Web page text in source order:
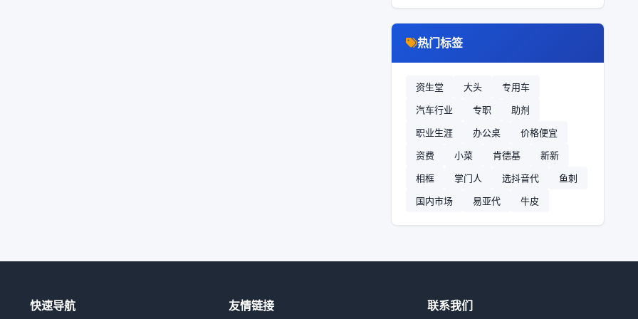
热门标签
资生堂 大头
专用车
汽车行业
专职
助剂
职业生涯
办公桌
价格便宜
资费
小菜 肯德基
新新
相框
掌门人 选抖音代
鱼刺
国内市场
易亚代 牛皮
快速导航 友情链接 联系我们